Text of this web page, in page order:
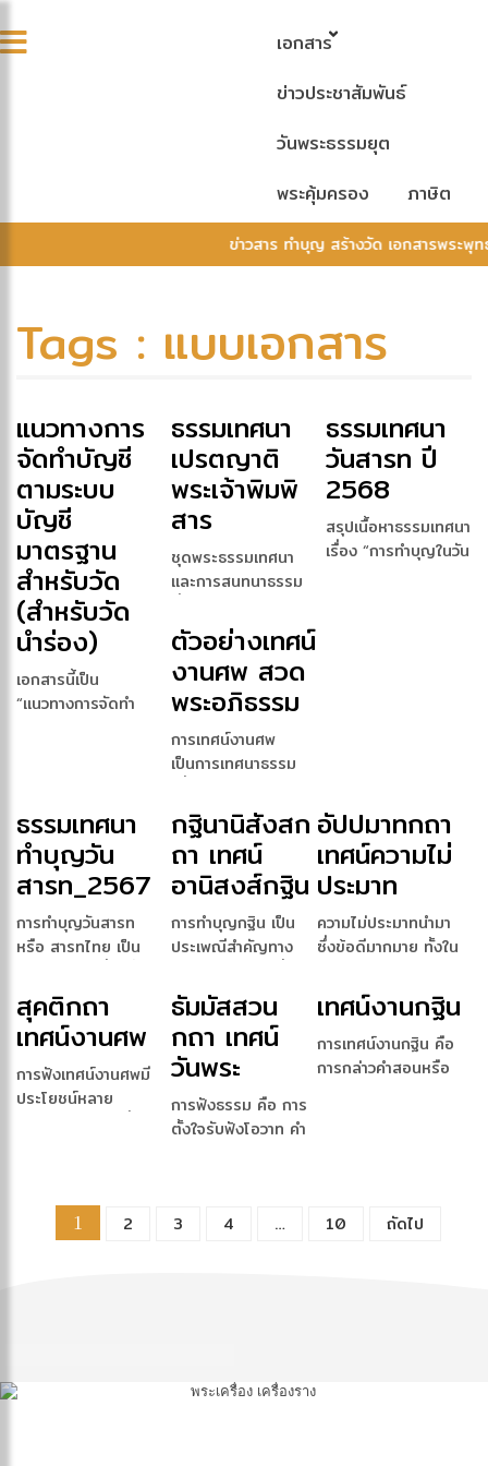
เอกสาร
ข่าวประชาสัมพันธ์
วันพระธรรมยุต
พระคุ้มครอง
ภาษิต
ข่าวสาร ทำบุญ สร้างวัด เอกสารพระพุท
Tags : แบบเอกสาร
แนวทางการ
จัดทำบัญชี
ตามระบบ
บัญชี
มาตรฐาน
สำหรับวัด
(สำหรับวัด
นำร่อง)
เอกสารนี้เป็น
“แนวทางการจัดทำ
ธรรมเทศนา
เปรตญาติ
พระเจ้าพิมพิ
สาร
ชุดพระธรรมเทศนา
และการสนทนาธรรม
หัวข้อ […]
ธรรมเทศนา
วันสารท ปี
2568
สรุปเนื้อหาธรรมเทศนา
เรื่อง “การทำบุญในวัน
ตัวอย่างเทศน์
งานศพ สวด
พระอภิธรรม
การเทศน์งานศพ
เป็นการเทศนาธรรม
คิดแ […]
ธรรมเทศนา
ทำบุญวัน
สารท_2567
การทำบุญวันสารท
หรือ สารทไทย เป็น
เพ […]
กฐินานิสังสก
ถา เทศน์
อานิสงส์กฐิน
การทำบุญกฐิน เป็น
ประเพณีสำคัญทาง
นิส […]
อัปปมาทกถา
เทศน์ความไม่
ประมาท
ความไม่ประมาทนำมา
ซึ่งข้อดีมากมาย ทั้งใน
สุคติกถา
เทศน์งานศพ
การฟังเทศน์งานศพมี
ประโยชน์หลาย
ธัมมัสสวน
กถา เทศน์
วันพระ
การฟังธรรม คือ การ
ตั้งใจรับฟังโอวาท คำ
เทศน์งานกฐิน
การเทศน์งานกฐิน คือ
การกล่าวคำสอนหรือ
1 2 3 4 … 10 ถัดไป